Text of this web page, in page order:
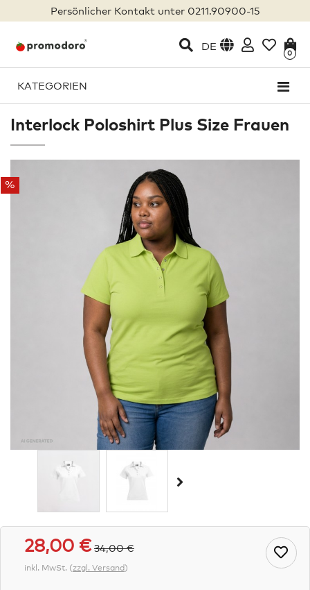
Persönlicher Kontakt unter 0211.90900-15
DE
0
KATEGORIEN
Interlock Poloshirt Plus Size Frauen
%
28,00 € 34,00 €
inkl. MwSt. (zzgl. Versand)